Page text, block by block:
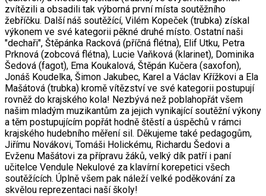
zvítězili a obsadili tak výborná první místa soutěžního
žebříčku. Další náš soutěžící, Vilém Kopeček (trubka) získal
výkonem ve své kategorii pěkné druhé místo. Ostatní naši
"dechaři", Štěpánka Racková (příčná flétna), Elif Utku, Petra
Prknová (zobcová flétna), Lucie Vaňková (klarinet), Dominika
Šedová (fagot), Ema Koukalová, Štěpán Kučera (saxofon),
Jonáš Koudelka, Šimon Jakubec, Karel a Václav Křížkovi a Ela
Mašátová (trubka) kromě vítězství ve své kategorii postupují
rovněž do krajského kola! Nezbývá než poblahopřát všem
našim mladým muzikantům za jejich vynikající soutěžní výkony
a těm postupujícím popřát hodně štěstí a úspěchů v rámci
krajského hudebního měření sil. Děkujeme také pedagogům,
Jiřímu Novákovi, Tomáši Holickému, Richardu Šedovi a
Evženu Mašátovi za přípravu žáků, velký dík patří i paní
učitelce Vendule Nekulové za klavírní korepetici všech
soutěžících. Úplně všem pak náleží velké poděkování za
skvělou reprezentaci naší školy!